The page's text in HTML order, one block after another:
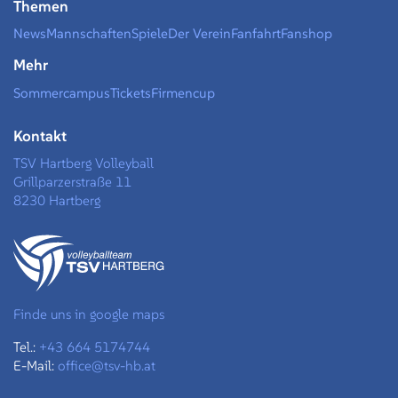
Finde uns in google maps
Tel.: +43 664 5174744
E-Mail: office@tsv-hb.at
Themen
NewsMannschaftenSpieleDer VereinFanfahrtFanshop
Mehr
SommercampusTicketsFirmencup
Kontakt
TSV Hartberg Volleyball
Grillparzerstraße 11
8230 Hartberg